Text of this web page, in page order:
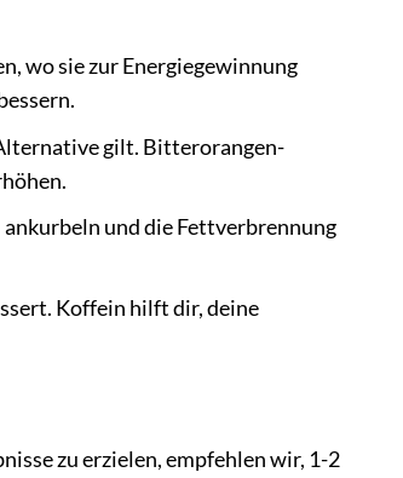
wo sie zur Energiegewinnung
gilt. Bitterorangen-
und die Fettverbrennung
Koffein hilft dir, deine
zu erzielen, empfehlen wir, 1-2